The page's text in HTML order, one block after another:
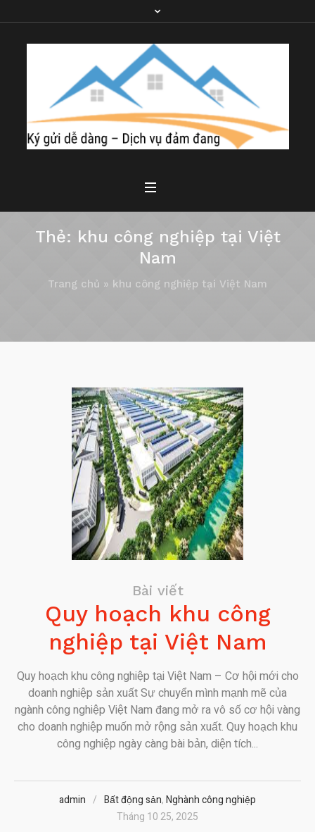
Thẻ: khu công nghiệp tại Việt
Nam
Trang chủ » khu công nghiệp tại Việt Nam
Bài viết
Quy hoạch khu công
nghiệp tại Việt Nam
Quy hoạch khu công nghiệp tại Việt Nam – Cơ hội mới cho
doanh nghiệp sản xuất Sự chuyển mình mạnh mẽ của
ngành công nghiệp Việt Nam đang mở ra vô số cơ hội vàng
cho doanh nghiệp muốn mở rộng sản xuất. Quy hoạch khu
công nghiệp ngày càng bài bản, diện tích...
admin Bất động sản,Nghành công nghiệp
Tháng 10 25, 2025